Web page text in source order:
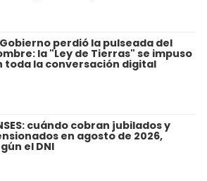
Gobierno perdió la pulseada del
la "Ley de Tierras" se impuso
toda la conversación digital
cuándo cobran jubilados y
en agosto de 2026,
el DNI